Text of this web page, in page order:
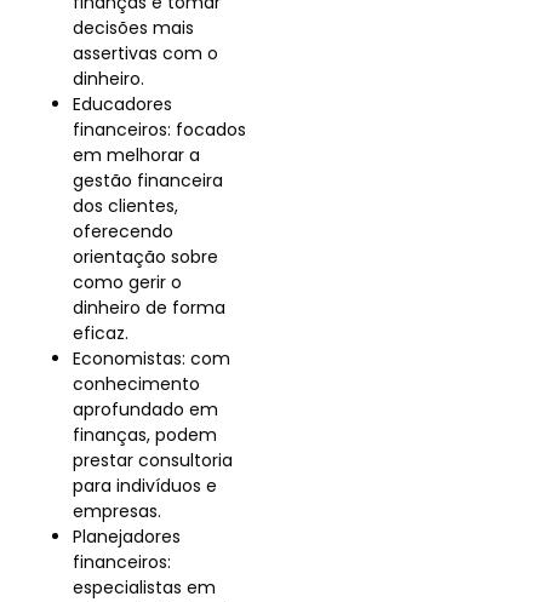
decisões mais
assertivas com o
dinheiro.
Educadores
financeiros: focados
em melhorar a
gestão financeira
dos clientes,
oferecendo
orientação sobre
como gerir o
dinheiro de forma
eficaz.
Economistas: com
conhecimento
aprofundado em
finanças, podem
prestar consultoria
para indivíduos e
empresas.
Planejadores
financeiros:
especialistas em